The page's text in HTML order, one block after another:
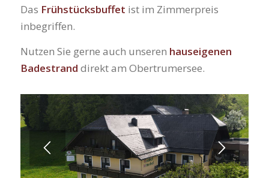
Das Frühstücksbuffet ist im Zimmerpreis
inbegriffen.
Nutzen Sie gerne auch unseren hauseigenen
Badestrand direkt am Obertrumersee.